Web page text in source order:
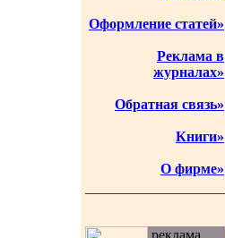
Оформление статей»
Реклама в
журналах»
Обратная связь»
Книги»
О фирме»
реклама